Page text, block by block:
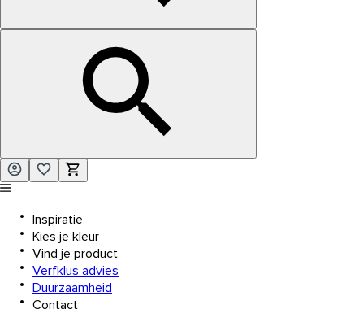
Inspiratie
Kies je kleur
Vind je product
Verfklus advies
Duurzaamheid
Contact